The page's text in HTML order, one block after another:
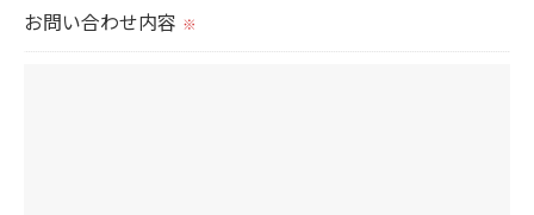
お問い合わせ内容 ※